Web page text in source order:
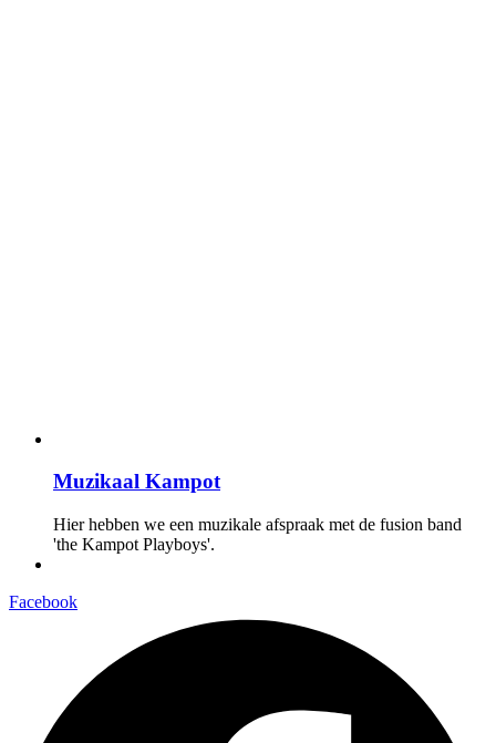
Muzikaal Kampot
Hier hebben we een muzikale afspraak met de fusion band
'the Kampot Playboys'.
Facebook